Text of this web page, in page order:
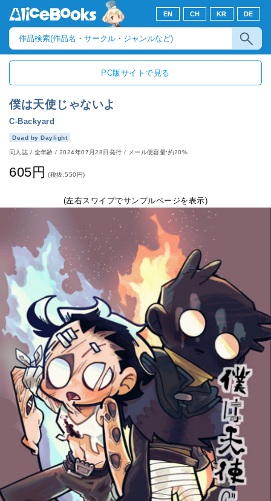
EN CH KR DE
PC版サイトで見る
僕は天使じゃないよ
C-Backyard
Dead by Daylight
同人誌 / 全年齢/2024年07月28日発行 / メール便容量:約20%
605円 (税抜:550円)
(左右スワイプでサンプルページを表示)